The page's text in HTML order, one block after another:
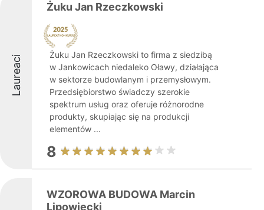
Laureaci
Żuku Jan Rzeczkowski
Żuku Jan Rzeczkowski to firma z siedzibą
w Jankowicach niedaleko Oławy, działająca
w sektorze budowlanym i przemysłowym.
Przedsiębiorstwo świadczy szerokie
spektrum usług oraz oferuje różnorodne
produkty, skupiając się na produkcji
elementów ...
8
WZOROWA BUDOWA Marcin
Lipowiecki